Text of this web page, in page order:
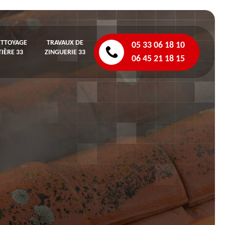
33
TRAVAUX DE
ZINGUERIE 33
05 33 06 18 10
06 45 21 18 15